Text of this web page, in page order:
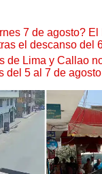
7 de agosto?
el descanso del
de Lima y Callao
del 5 al 7 de